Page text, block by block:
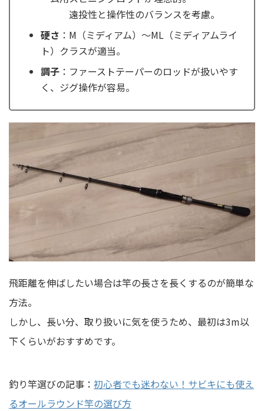
遠投性と操作性のバランスを考慮。
硬さ ：M（ミディアム）～ML（ミディアムライ
ト）クラスが適当。
調子 ：ファーストテーパーのロッドが扱いやす
く、ジグ操作が容易。
飛距離を伸ばしたい場合は竿の長さを長くするのが簡単な
方法。
しかし、長い分、取り扱いに気を使うため、最初は3m以
下くらいがおすすめです。
釣り竿選びの記事： 初心者でも迷わない！サビキにも使え
るオールラウンド竿の選び方